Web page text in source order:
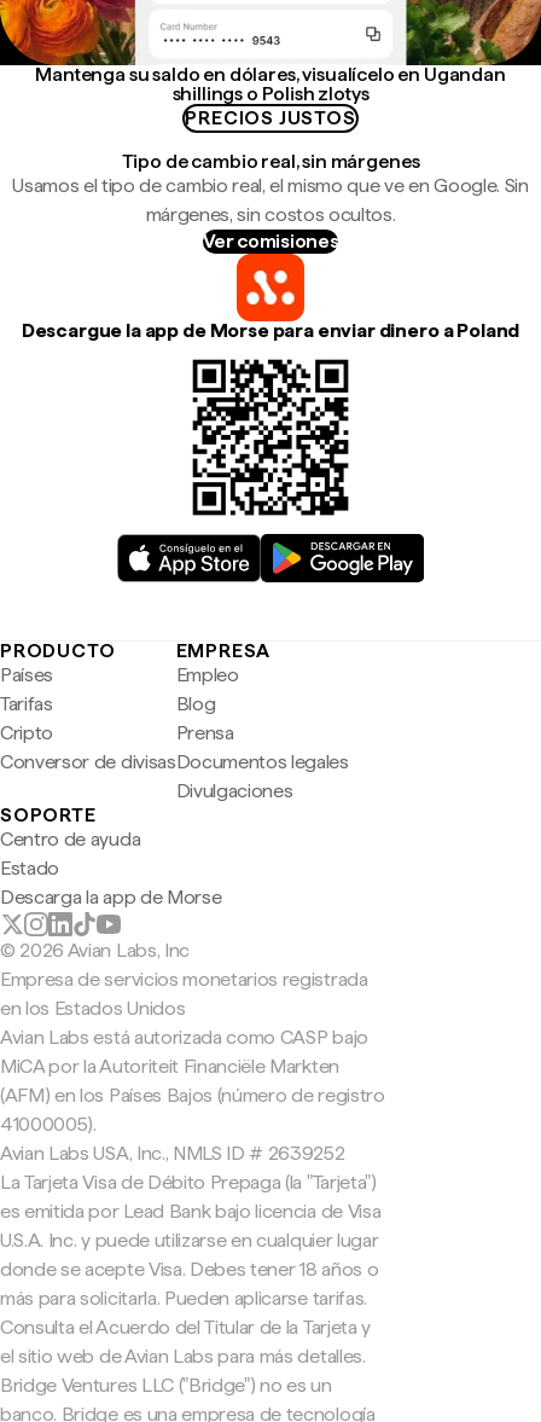
Mantenga su saldo en dólares, visualícelo en Ugandan
shillings o Polish zlotys
PRECIOS JUSTOS
Tipo de cambio real, sin márgenes
Usamos el tipo de cambio real, el mismo que ve en Google. Sin
márgenes, sin costos ocultos.
Ver comisiones
Descargue la app de Morse para enviar dinero a Poland
PRODUCTO
Países
Tarifas
Cripto
Conversor de divisas
EMPRESA
Empleo
Blog
Prensa
Documentos legales
Divulgaciones
SOPORTE
Centro de ayuda
Estado
Descarga la app de Morse
© 2026 Avian Labs, Inc
Empresa de servicios monetarios registrada
en los Estados Unidos
Avian Labs está autorizada como CASP bajo
MiCA por la Autoriteit Financiële Markten
(AFM) en los Países Bajos (número de registro
41000005).
Avian Labs USA, Inc., NMLS ID # 2639252
La Tarjeta Visa de Débito Prepaga (la "Tarjeta")
es emitida por Lead Bank bajo licencia de Visa
U.S.A. Inc. y puede utilizarse en cualquier lugar
donde se acepte Visa. Debes tener 18 años o
más para solicitarla. Pueden aplicarse tarifas.
Consulta el Acuerdo del Titular de la Tarjeta y
el sitio web de Avian Labs para más detalles.
Bridge Ventures LLC ("Bridge") no es un
banco. Bridge es una empresa de tecnología